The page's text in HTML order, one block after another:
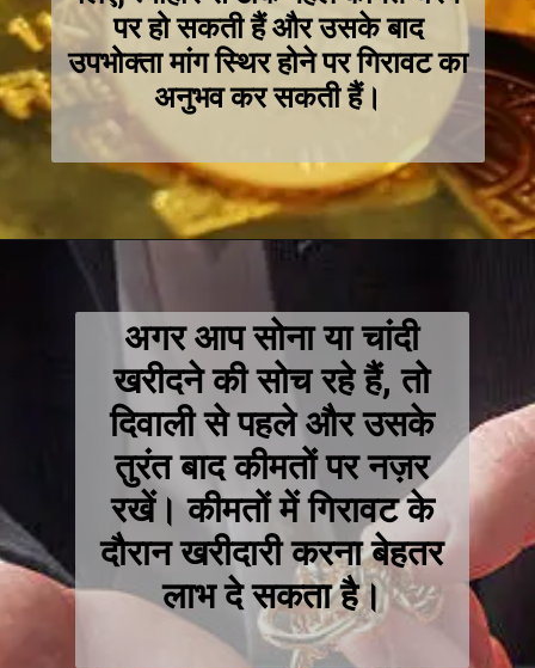
पर हो सकती हैं और उसके बाद
उपभोक्ता मांग स्थिर होने पर गिरावट का
अनुभव कर सकती हैं।
अगर आप सोना या चांदी
खरीदने की सोच रहे हैं, तो
दिवाली से पहले और उसके
तुरंत बाद कीमतों पर नज़र
रखें। कीमतों में गिरावट के
दौरान खरीदारी करना बेहतर
लाभ दे सकता है।